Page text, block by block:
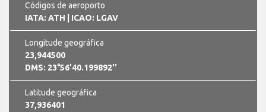
Códigos de aeroporto
IATA: ATH
| ICAO: LGAV
Longitude geográfica
23,944500
DMS: 23°56'40.199892''
Latitude geográfica
37,936401